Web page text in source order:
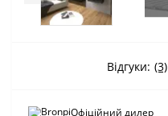
Відгуки: (3)
Офіційний дилер